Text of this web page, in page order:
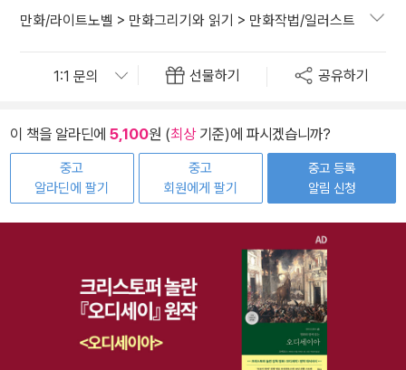
만화/라이트노벨 > 만화그리기와 읽기 > 만화작법/일러스트
선물하기 공유하기
이 책을 알라딘에 5,100원 (최상기준)에 파시겠습니까?
중고
알라딘에 팔기
중고
회원에게 팔기
중고 등록
알림 신청